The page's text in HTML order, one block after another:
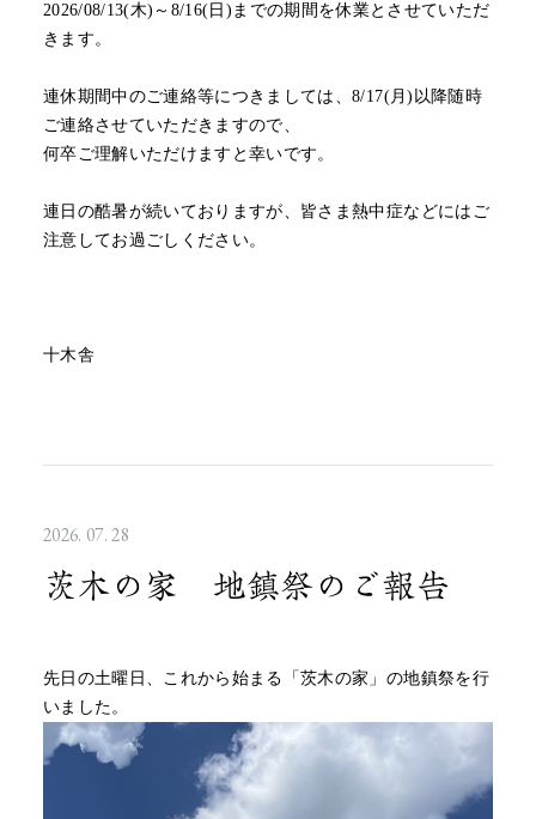
2026/08/13(木)～8/16(日)までの期間を休業とさせていただ
きます。
連休期間中のご連絡等につきましては、8/17(月)以降随時
ご連絡させていただきますので、
何卒ご理解いただけますと幸いです。
連日の酷暑が続いておりますが、皆さま熱中症などにはご
注意してお過ごしください。
十木舎
2026. 07. 28
茨木の家 地鎮祭のご報告
先日の土曜日、これから始まる「茨木の家」の地鎮祭を行
いました。